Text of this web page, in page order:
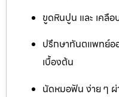
ขูดหินปูน และ เคลื
ปรึกษาทันตแพทย์อ
เบื้องต้น
นัดหมอฟัน ง่าย ๆ ผ่